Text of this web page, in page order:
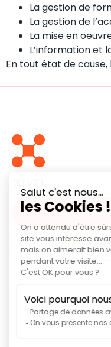
La gestion de
La gestion de
La mise en
L’information et
En tout état de
Installer
Contacter